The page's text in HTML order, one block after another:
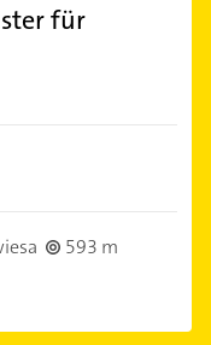
für
593 m